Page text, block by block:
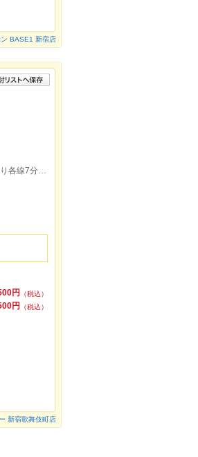
BASE1 新宿店
新宿駅東口より徒歩5分、地下鉄メトロ新宿駅、都営新宿新宿3丁目駅より各線7分、歌舞伎町一番街入口
円
（税込）
円
（税込）
新宿歌舞伎町店